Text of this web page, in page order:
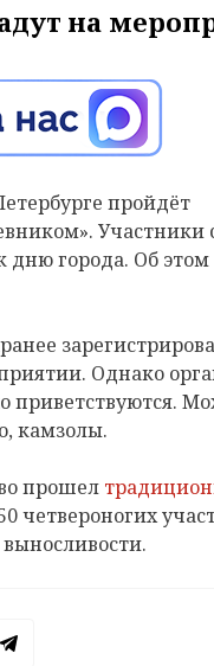
на
пройдёт
Участники
дню города. Об этом
Однако
приветствуются.
камзолы.
прошел
четвероногих